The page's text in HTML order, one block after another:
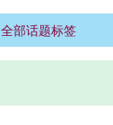
全部话题标签